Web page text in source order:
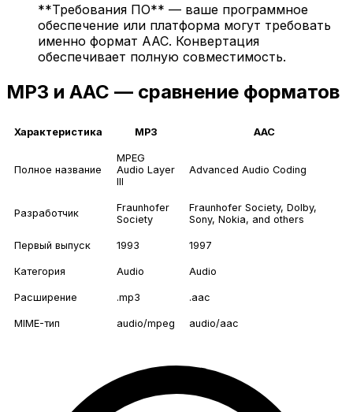
**Требования ПО** — ваше программное
обеспечение или платформа могут требовать
именно формат AAC. Конвертация
обеспечивает полную совместимость.
MP3 и AAC — сравнение форматов
Характеристика MP3 AAC
Полное название
MPEG
Audio Layer
III
Advanced Audio Coding
Разработчик
Fraunhofer
Society
Fraunhofer Society, Dolby,
Sony, Nokia, and others
Первый выпуск 1993 1997
Категория Audio Audio
Расширение .mp3 .aac
MIME-тип audio/mpeg audio/aac